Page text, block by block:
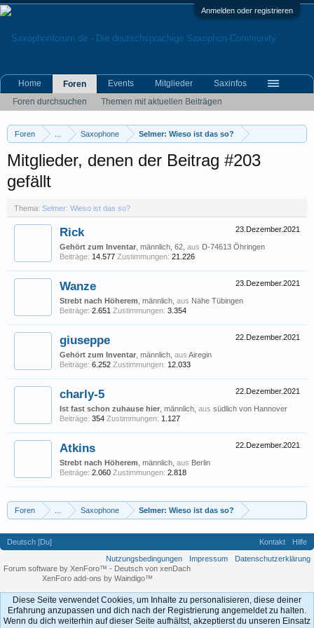
Anmelden oder registrieren
Foren Saxophone Selmer: Wieso ist das so?
Mitglieder, denen der Beitrag #203
gefällt
Thema: Selmer: Wieso ist das so?
23.Dezember.2021
Rick
Gehört zum Inventar , männlich, 62, aus D-74613 Öhringen
Beiträge: 14.577 Zustimmungen: 21.226
23.Dezember.2021
Wanze
Strebt nach Höherem , männlich, aus Nähe Tübingen
Beiträge: 2.651 Zustimmungen: 3.354
22.Dezember.2021
giuseppe
Gehört zum Inventar , männlich, aus Airegin
Beiträge: 6.252 Zustimmungen: 12.033
22.Dezember.2021
charly-5
Ist fast schon zuhause hier , männlich, aus südlich von Hannover
Beiträge: 354 Zustimmungen: 1.127
22.Dezember.2021
Atkins
Strebt nach Höherem , männlich, aus Berlin
Beiträge: 2.060 Zustimmungen: 2.818
Foren Saxophone Selmer: Wieso ist das so?
Home
Foren
Foren durchsuchen
Themen mit aktuellen Beiträgen
Events Mitglieder Saxinfos
Deutsch [Du] Kontakt
Hilfe
Nutzungsbedingungen
Impressum
Datenschutzerklärung
Forum software by XenForo™ - Deutsch von xenDach
XenForo add-ons by Waindigo™
Diese Seite verwendet Cookies, um Inhalte zu personalisieren, diese deiner
Erfahrung anzupassen und dich nach der Registrierung angemeldet zu halten.
Wenn du dich weiterhin auf dieser Seite aufhältst, akzeptierst du unseren Einsatz